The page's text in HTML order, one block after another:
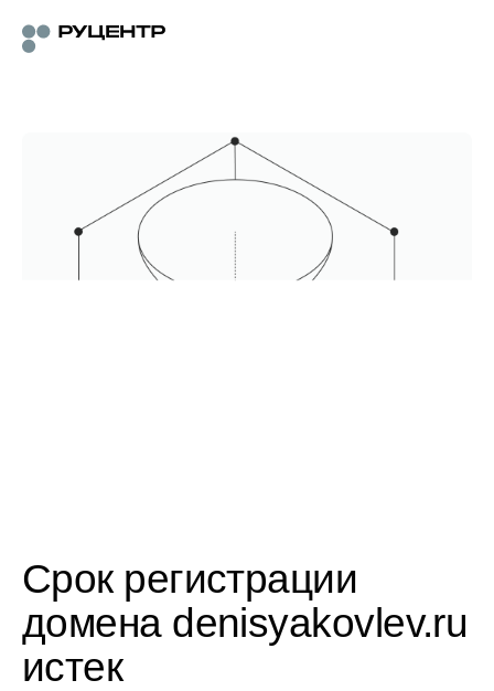
Срок регистрации
домена denisyakovlev.ru
истек